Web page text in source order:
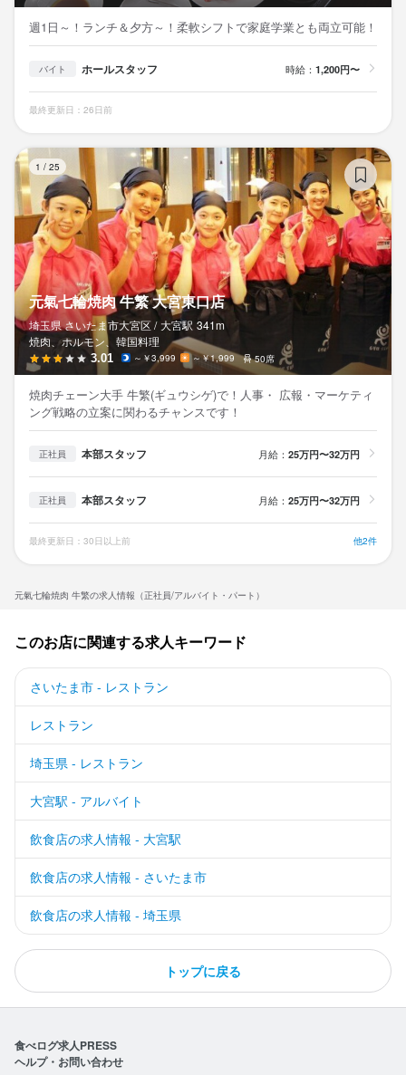
元氣七輪焼肉 牛繁の求人情報（正社員/アルバイト・パート）
週1日～！ランチ＆夕方～！柔軟シフトで家庭学業とも両立可能！
バイト ホールスタッフ 時給： 1,200円〜
最終更新日：26日前
1 / 25
元氣七輪焼肉 牛繁 大宮東口店
埼玉県 さいたま市大宮区 / 大宮駅 341m
焼肉、ホルモン、韓国料理
3.01 ～￥3,999 ～￥1,999 50席
焼肉チェーン大手 牛繁(ギュウシゲ)で！人事・ 広報・マーケティ
ング戦略の立案に関わるチャンスです！
正社員 本部スタッフ 月給： 25万円〜32万円
正社員 本部スタッフ 月給： 25万円〜32万円
最終更新日：30日以上前 他2件
このお店に関連する求人キーワード
さいたま市 - レストラン
レストラン
埼玉県 - レストラン
大宮駅 - アルバイト
飲食店の求人情報 - 大宮駅
飲食店の求人情報 - さいたま市
飲食店の求人情報 - 埼玉県
トップに戻る
食べログ求人PRESS
ヘルプ・お問い合わせ